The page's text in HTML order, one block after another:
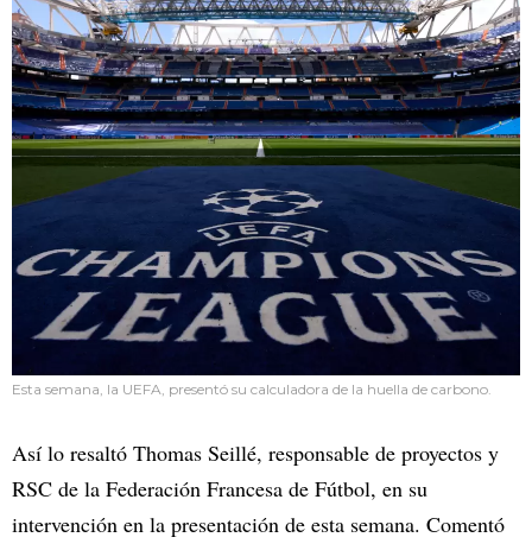
Esta semana, la UEFA, presentó su calculadora de la huella de carbono.
Así lo resaltó Thomas Seillé, responsable de proyectos y
RSC de la Federación Francesa de Fútbol, en su
intervención en la presentación de esta semana. Comentó